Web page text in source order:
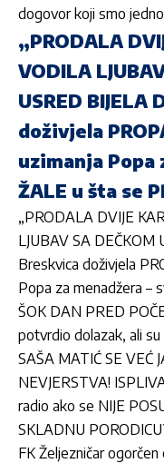
dogovor koji smo
„PRODALA
VODILA
USRED BIJELA
doživjela
uzimanja Popa
ŽALE u šta se
„PRODALA DVIJE
LJUBAV SA DEČKOM
Breskvica doživjela
Popa za menadžera –
ŠOK DAN PRED
potvrdio dolazak, ali
SAŠA MATIĆ SE VEĆ
NEVJERSTVA!
radio ako se NIJE
SKLADNU
FK Željezničar